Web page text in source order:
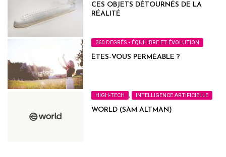
CES OBJETS DÉTOURNÉS DE LA
RÉALITÉ
360 DEGRÉS - ÉQUILIBRE ET ÉVOLUTION
ÊTES-VOUS PERMÉABLE ?
HIGH-TECH , INTELLIGENCE ARTIFICIELLE
WORLD (SAM ALTMAN)